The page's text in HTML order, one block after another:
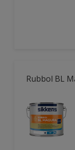
Rubbol BL